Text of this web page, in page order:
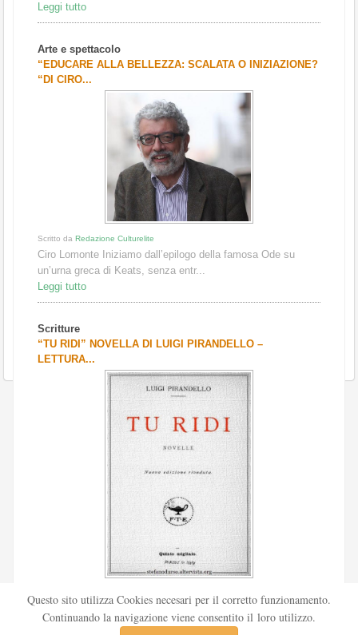
Leggi tutto
Arte e spettacolo
“EDUCARE ALLA BELLEZZA: SCALATA O INIZIAZIONE?
“DI CIRO...
Scritto da Redazione Culturelite
Ciro Lomonte Iniziamo dall’epilogo della famosa Ode su
un’urna greca di Keats, senza entr...
Leggi tutto
Scritture
“TU RIDI” NOVELLA DI LUIGI PIRANDELLO –
LETTURA...
Pubblicata nel 1912 sul «Corriere della sera», la novella Tu
ridi fu successivamente inserita nella ...
Questo sito utilizza Cookies necesari per il corretto funzionamento.
Continuando la navigazione viene consentito il loro utilizzo.